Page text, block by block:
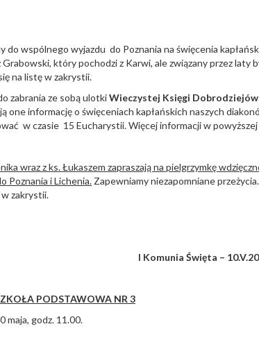
do wspólnego wyjazdu do Poznania na święcenia
Grabowski, który pochodzi z Karwi, ale związany przez laty
na listę w zakrystii.
zabrania ze sobą ulotkiWieczystej Księgi
one informację o święceniach kapłańskich naszych
w czasie 15 Eucharystii. Więcej informacji w
wraz z ks. Łukaszem zapraszają na pielgrzymkę
Poznania i Lichenia. Zapewniamy niezapomniane
zakrystii.
I Komunia Święta –
PODSTAWOWA NR 3
maja, godz. 11.00.